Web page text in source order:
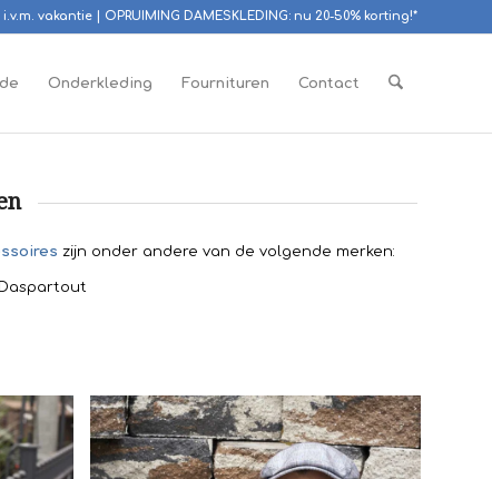
vakantie | OPRUIMING DAMESKLEDING: nu 20-50% korting!*
Onderkleding Fournituren Contact
zijn onder andere van de volgende merken: